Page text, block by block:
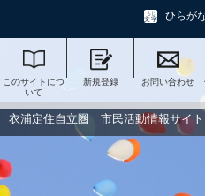
ひらが
このサイトにつ
いて
新規登録 お問い合わせ
衣浦定住自立圏 市民活動情報サイ